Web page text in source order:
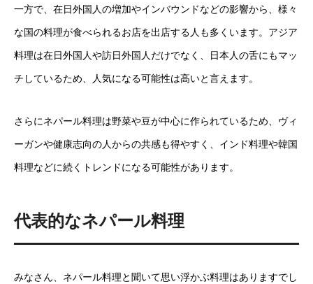
一方で、在日外国人の増加やインバウンドなどの影響から、様々
な国の料理が食べられるお店を出店する人も多くいます。アジア
料理は在日外国人や訪日外国人だけでなく、日本人の舌にもマッ
チしているため、人気になる可能性は高いと言えます。
さらにネパール料理は野菜や豆が中心に作られているため、ヴィ
ーガンや健康志向の人からの共感も得やすく、インド料理や韓国
料理などに続くトレンドになる可能性があります。
代表的なネパール料理
みなさん、ネパール料理と聞いて思い浮かぶ料理はありますでし